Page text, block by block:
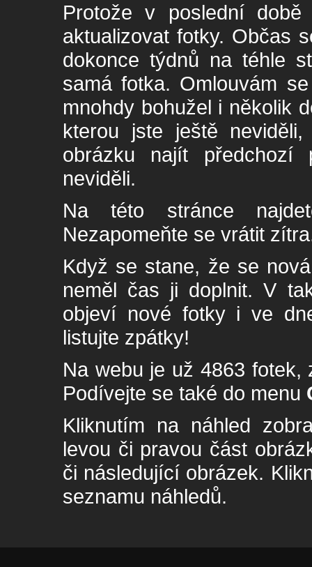
Protože v poslední
aktualizovat fotky. Občas
dokonce týdnů na téhle
samá fotka. Omlouvám
mnohdy bohužel i několik
kterou jste ještě
obrázku najít
neviděli.
Na této stránce
Nezapomeňte se vrátit
Když se stane, že se
neměl čas ji doplnit. V
objeví nové fotky i ve
listujte zpátky!
Na webu je už 4863
Podívejte se také do menu
Kliknutím na náhled
levou či pravou část
či následující obrázek.
seznamu náhledů.